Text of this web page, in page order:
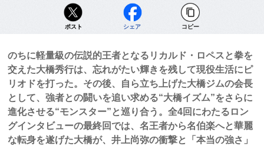
ポスト シェア コピー
のちに軽量級の伝説的王者となるリカルド・ロペスと拳を
交えた大橋秀行は、忘れがたい輝きを残して現役生活にピ
リオドを打った。その後、自ら立ち上げた大橋ジムの会長
として、強者との闘いを追い求める“大橋イズム”をさらに
進化させる“モンスター”と巡り合う。全4回にわたるロン
グインタビューの最終回では、名王者から名伯楽へと華麗
な転身を遂げた大橋が、井上尚弥の衝撃と「本当の強さ」